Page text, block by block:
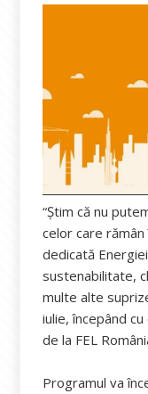
“Știm că nu
celor care
dedicată
sustenabilitate,
multe alte
iulie, începând
de la FEL
Programul va